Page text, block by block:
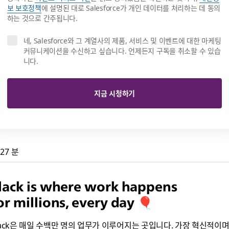
보 보호정책에 설명된 대로 Salesforce가 개인 데이터를 처리하는 데 동의
하는 것으로 간주됩니다.
네, Salesforce와 그 계열사의 제품, 서비스 및 이벤트에 대한 마케팅
커뮤니케이션을 수신하고 싶습니다. 언제든지 구독을 취소할 수 있습
니다.
지금 시청하기
27 분
is where work happens
millions, every day 🎈
은 매일 수백만 명의 업무가 이루어지는 곳입니다. 가장 혁신적이